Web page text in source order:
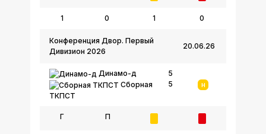
1 0 1 0
20.06.26
Конференция Двор. Первый
Дивизион 2026
Динамо-д
Сборная
ТКПСТ
5
5
Н
Г П